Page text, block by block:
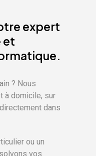
expert
et
? Nous
à domicile, sur
dans
ou un
vos